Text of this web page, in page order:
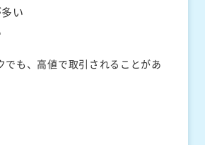
い
でも、高値で取引されることがあ